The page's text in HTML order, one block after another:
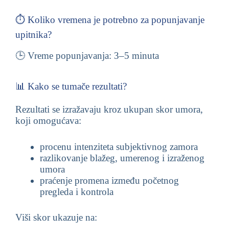
⏱️ Koliko vremena je potrebno za popunjavanje
upitnika?
🕒 Vreme popunjavanja: 3–5 minuta
📊 Kako se tumače rezultati?
Rezultati se izražavaju kroz ukupan skor umora,
koji omogućava:
procenu intenziteta subjektivnog zamora
razlikovanje blažeg, umerenog i izraženog
umora
praćenje promena između početnog
pregleda i kontrola
Viši skor ukazuje na: